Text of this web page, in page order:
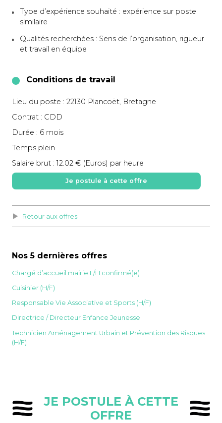
Type d’expérience souhaité : expérience sur poste
similaire
Qualités recherchées : Sens de l’organisation, rigueur
et travail en équipe
Conditions de travail
Lieu du poste : 22130 Plancoët, Bretagne
Contrat : CDD
Durée : 6 mois
Temps plein
Salaire brut : 12.02 € (Euros) par heure
Je postule à cette offre
Retour aux offres
Nos 5 dernières offres
Chargé d’accueil mairie F/H confirmé(e)
Cuisinier (H/F)
Responsable Vie Associative et Sports (H/F)
Directrice / Directeur Enfance Jeunesse
Technicien Aménagement Urbain et Prévention des Risques
(H/F)
JE POSTULE À CETTE
OFFRE